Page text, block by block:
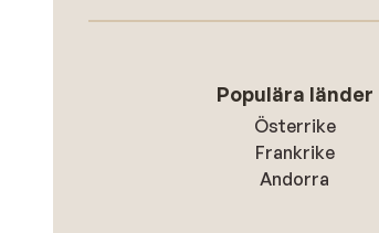
Populära länder
Österrike
Frankrike
Andorra